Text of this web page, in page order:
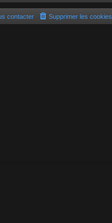
Supprimer les cookies
contacter